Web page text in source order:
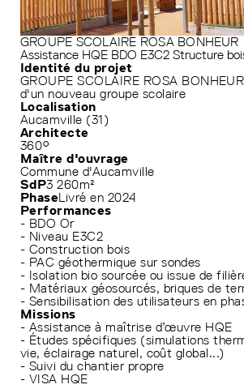
GROUPE SCOLAIRE ROSA BONHEUR
Assistance HQE BDO E3C2 Structure
Identité du projet
GROUPE SCOLAIRE ROSA
d'un nouveau groupe scolaire
Localisation
Aucamville (31)
Architecte
360°
Maître d'ouvrage
Commune d'Aucamville
SdP3 260m²
PhaseLivré en 2024
Performances
- BDO Or
- Niveau E3C2
- Construction bois
- PAC géothermique sur sondes
- Isolation bio sourcée ou issue de
- Matériaux géosourcés, briques de
- Sensibilisation des utilisateurs en
Missions
- Assistance à maîtrise d’œuvre HQE
- Études spécifiques (simulations
vie, éclairage naturel, coût global...)
- Suivi du chantier propre
- VISA HQE